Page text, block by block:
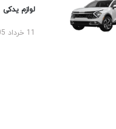
لوازم یدکی